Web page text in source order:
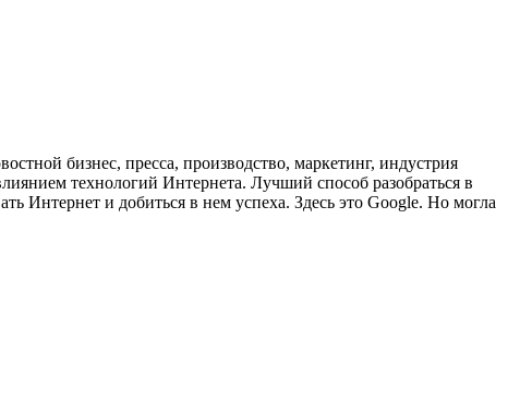
бизнес, пресса, производство, маркетинг, индустрия
технологий Интернета. Лучший способ разобраться в
Интернет и добиться в нем успеха. Здесь это Google. Но могла